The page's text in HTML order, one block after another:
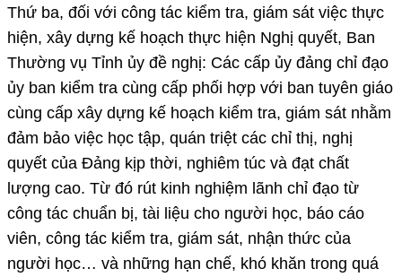
Thứ ba, đối với công tác kiểm tra, giám sát việc thực
hiện, xây dựng kế hoạch thực hiện Nghị quyết, Ban
Thường vụ Tỉnh ủy đề nghị: Các cấp ủy đảng chỉ đạo
ủy ban kiểm tra cùng cấp phối hợp với ban tuyên giáo
cùng cấp xây dựng kế hoạch kiểm tra, giám sát nhằm
đảm bảo việc học tập, quán triệt các chỉ thị, nghị
quyết của Đảng kịp thời, nghiêm túc và đạt chất
lượng cao. Từ đó rút kinh nghiệm lãnh chỉ đạo từ
công tác chuẩn bị, tài liệu cho người học, báo cáo
viên, công tác kiểm tra, giám sát, nhận thức của
người học… và những hạn chế, khó khăn trong quá